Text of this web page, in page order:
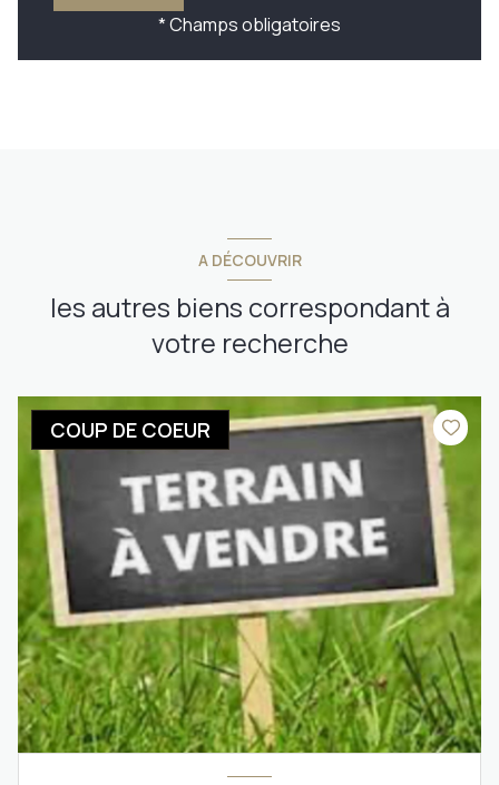
* Champs obligatoires
A DÉCOUVRIR
les autres biens correspondant à
votre recherche
COUP DE COEUR